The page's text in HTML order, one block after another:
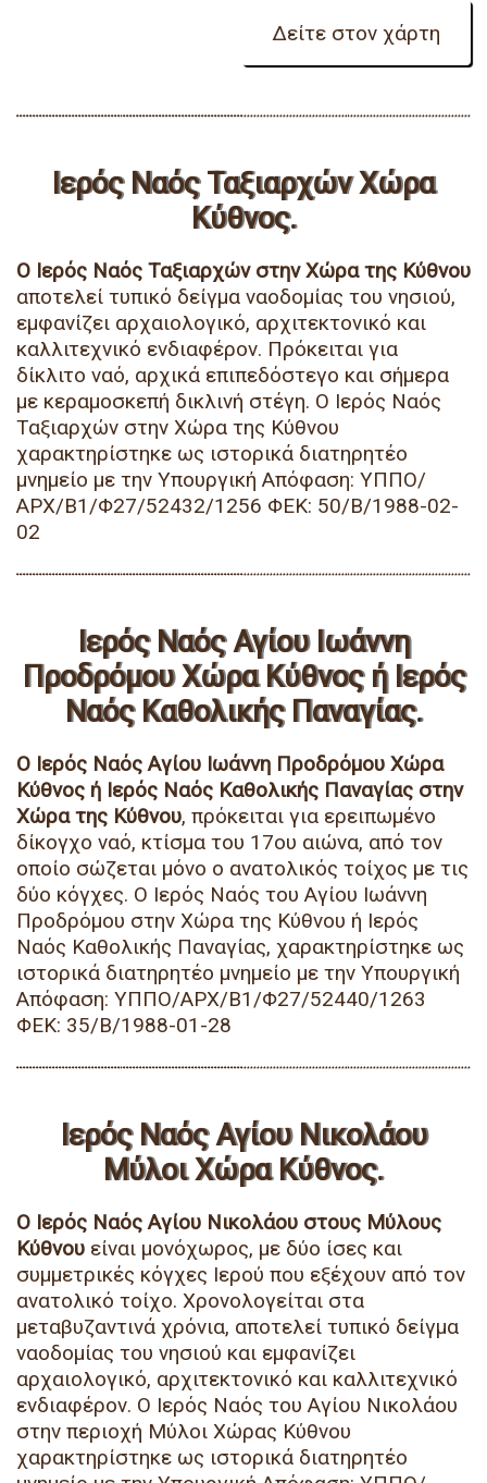
Ιερός Ναός Ταξιαρχών Χώρα
Κύθνος.
Ο Ιερός Ναός Ταξιαρχών στην Χώρα της Κύθνου
αποτελεί τυπικό δείγμα ναοδομίας του νησιού,
εμφανίζει αρχαιολογικό, αρχιτεκτονικό και
καλλιτεχνικό ενδιαφέρον. Πρόκειται για
δίκλιτο ναό, αρχικά επιπεδόστεγο και σήμερα
με κεραμοσκεπή δικλινή στέγη. Ο Ιερός Ναός
Ταξιαρχών στην Χώρα της Κύθνου
χαρακτηρίστηκε ως ιστορικά διατηρητέο
μνημείο με την Υπουργική Απόφαση: ΥΠΠΟ/
ΑΡΧ/Β1/Φ27/52432/1256 ΦΕΚ: 50/Β/1988-02-
02
Ιερός Ναός Αγίου Ιωάννη
Προδρόμου Χώρα Κύθνος ή Ιερός
Ναός Καθολικής Παναγίας.
Ο Ιερός Ναός Αγίου Ιωάννη Προδρόμου Χώρα
Κύθνος ή Ιερός Ναός Καθολικής Παναγίας στην
Χώρα της Κύθνου, πρόκειται για ερειπωμένο
δίκογχο ναό, κτίσμα του 17ου αιώνα, από τον
οποίο σώζεται μόνο ο ανατολικός τοίχος με τις
δύο κόγχες. Ο Ιερός Ναός του Αγίου Ιωάννη
Προδρόμου στην Χώρα της Κύθνου ή Ιερός
Ναός Καθολικής Παναγίας, χαρακτηρίστηκε ως
ιστορικά διατηρητέο μνημείο με την Υπουργική
Απόφαση: ΥΠΠΟ/ΑΡΧ/Β1/Φ27/52440/1263
ΦΕΚ: 35/Β/1988-01-28
Ιερός Ναός Αγίου Νικολάου
Μύλοι Χώρα Κύθνος.
Ο Ιερός Ναός Αγίου Νικολάου στους Μύλους
Κύθνου είναι μονόχωρος, με δύο ίσες και
συμμετρικές κόγχες Ιερού που εξέχουν από τον
ανατολικό τοίχο. Χρονολογείται στα
μεταβυζαντινά χρόνια, αποτελεί τυπικό δείγμα
ναοδομίας του νησιού και εμφανίζει
αρχαιολογικό, αρχιτεκτονικό και καλλιτεχνικό
ενδιαφέρον. Ο Ιερός Ναός του Αγίου Νικολάου
στην περιοχή Μύλοι Χώρας Κύθνου
χαρακτηρίστηκε ως ιστορικά διατηρητέο